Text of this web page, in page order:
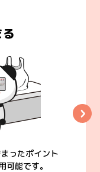
ったポイント
能です。